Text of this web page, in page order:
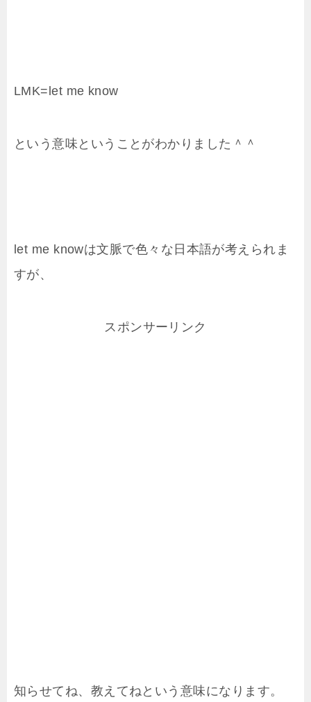
LMK=let me know
という意味ということがわかりました＾＾
let me knowは文脈で色々な日本語が考えられま
すが、
スポンサーリンク
知らせてね、教えてねという意味になります。